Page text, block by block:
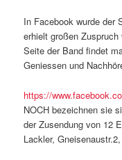
In Facebook wurde der
erhielt großen
Seite der Band findet
Geniessen und
https://
NOCH bezeichnen sie
der Zusendung von 12
Lackler,